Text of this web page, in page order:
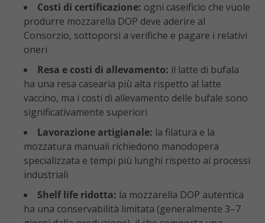
Costi di certificazione: ogni caseificio che vuole
produrre mozzarella DOP deve aderire al
Consorzio, sottoporsi a verifiche e pagare i relativi
oneri
Resa e costi di allevamento: il latte di bufala
ha una resa casearia più alta rispetto al latte
vaccino, ma i costi di allevamento delle bufale sono
significativamente superiori
Lavorazione artigianale: la filatura e la
mozzatura manuali richiedono manodopera
specializzata e tempi più lunghi rispetto ai processi
industriali
Shelf life ridotta: la mozzarella DOP autentica
ha una conservabilità limitata (generalmente 3–7